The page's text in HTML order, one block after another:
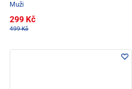
Muži
299 Kč
499 Kč